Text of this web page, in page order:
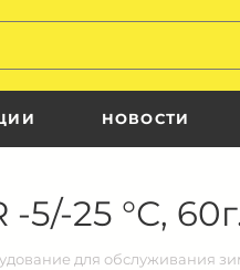
НОВОСТИ
5/-25 °С,
для обслуживания